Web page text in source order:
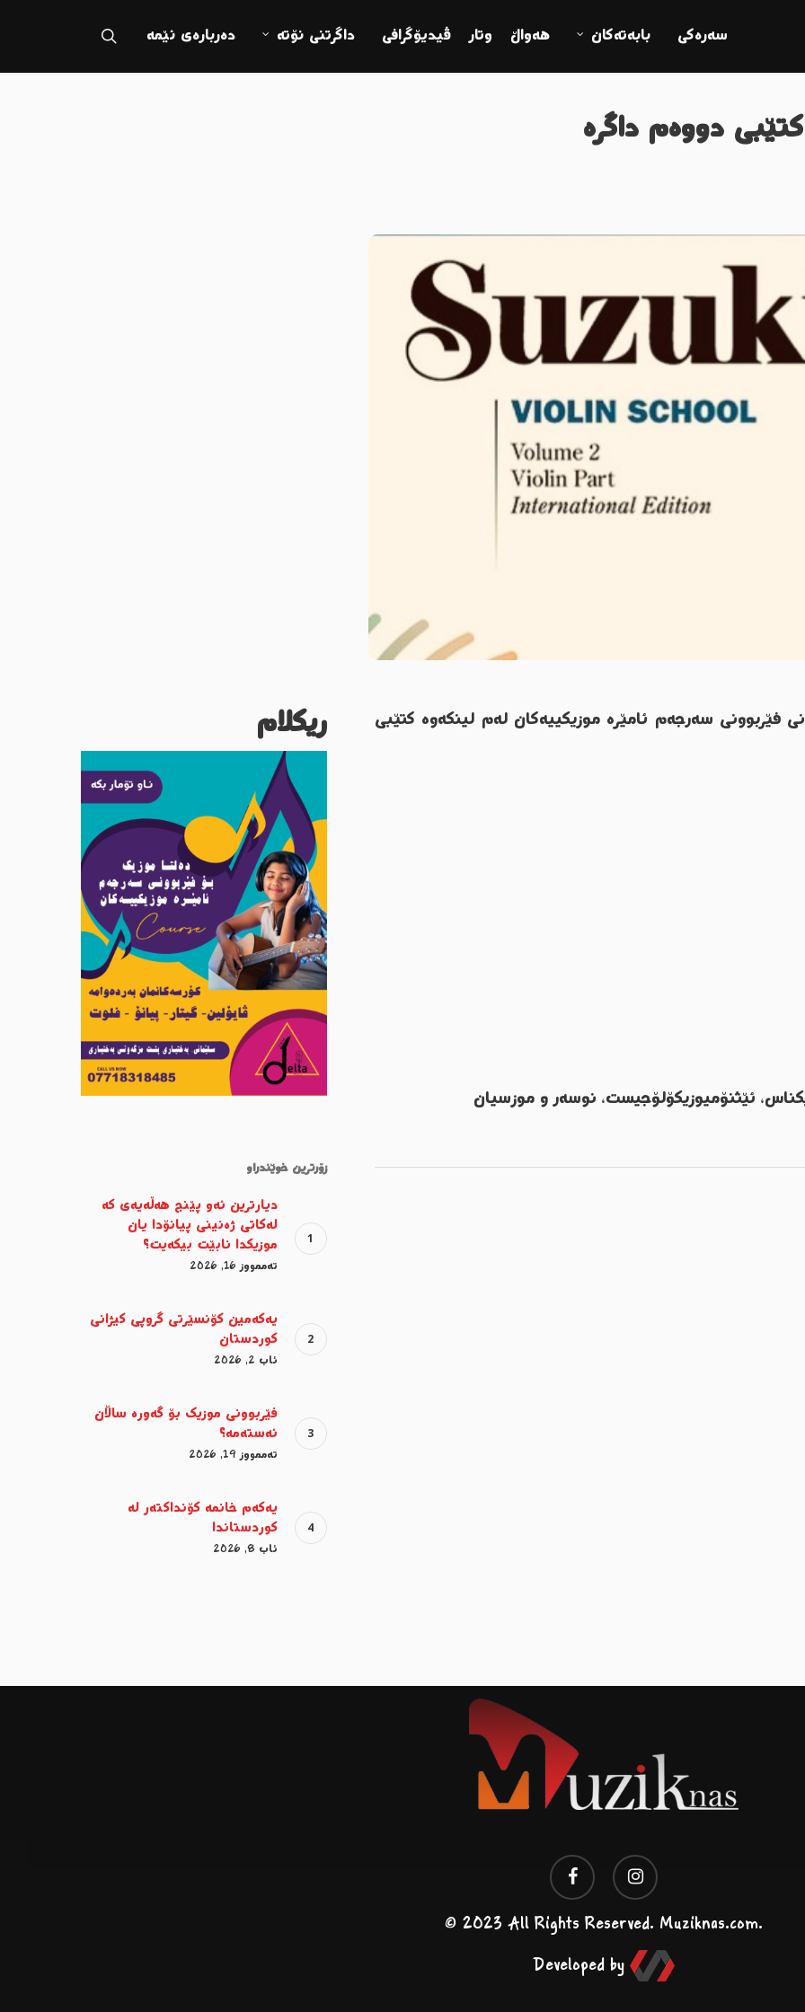
سەرەکی بابەتەکان ھەواڵ وتار ڤیدیۆگرافی داگرتنی نۆتە دەربارەی ئێمە
دووەم داگرە
فێربوونی سەرجەم ئامێرە موزیکییەکان لەم لینکەوە کتێبی
ئێثنۆمیوزیکۆلۆجیست، نوسەر و موزسیان
ریکلام
زۆرترین خوێندراو
دیارترین ئەو پێنج هەڵەیەی کە
لەکاتی ژەنینی پیانۆدا یان
موزیکدا نابێت بیکەیت؟
تەممووز 16, 2026
یەکەمین کۆنسێرتی گروپی کیژانی
کوردستان
ئاب 2, 2026
فێربوونی موزیک بۆ گەورە ساڵان
ئەستەمە؟
تەممووز 19, 2026
یەکەم خانمە کۆنداکتەر لە
کوردستاندا
ئاب 8, 2026
facebook instagram
© 2023 All Rights Reserved. Muziknas.com.
Developed by